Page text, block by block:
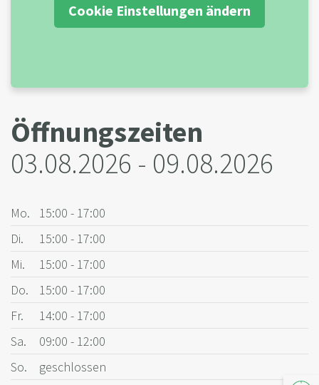
Öffnungszeiten
03.08.2026 - 09.08.2026
Mo.
15:00 - 17:00
Di.
15:00 - 17:00
Mi.
15:00 - 17:00
Do.
15:00 - 17:00
Fr.
14:00 - 17:00
Sa.
09:00 - 12:00
So.
geschlossen
Cookie Einstellungen ändern